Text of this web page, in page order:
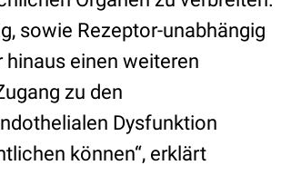
sowie Rezeptor-unabhängig
einen weiteren
zu den
Dysfunktion
können“, erklärt